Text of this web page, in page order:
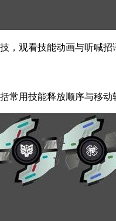
，观看技能动画与听喊招
常用技能释放顺序与移